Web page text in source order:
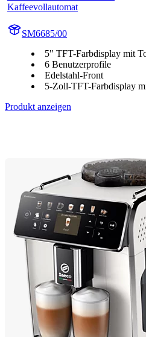
Kaffeevollautomat
SM6685/00
5" TFT-Farbdisplay mit
6 Benutzerprofile
Edelstahl-Front
5-Zoll-TFT-Farbdisplay
Produkt anzeigen